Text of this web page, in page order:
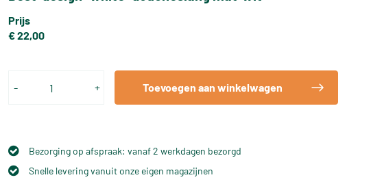
Prijs
€ 22,00
- + Toevoegen aan winkelwagen
Bezorging op afspraak: vanaf 2 werkdagen bezorgd
Snelle levering vanuit onze eigen magazijnen